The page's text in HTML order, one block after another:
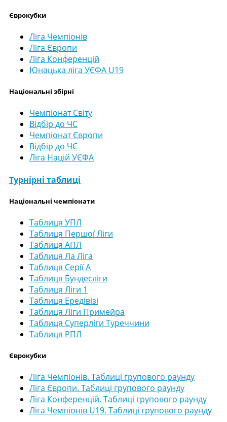
Єврокубки
Ліга Чемпіонів
Ліга Європи
Ліга Конференцій
Юнацька ліга УЄФА U19
Національні збірні
Чемпіонат Світу
Відбір до ЧС
Чемпіонат Європи
Відбір до ЧЄ
Ліга Націй УЄФА
Турнірні таблиці
Національні чемпіонати
Таблиця УПЛ
Таблиця Першої Ліги
Таблиця АПЛ
Таблиця Ла Ліга
Таблиця Серії А
Таблиця Бундесліги
Таблиця Ліги 1
Таблиця Ередівізі
Таблиця Ліги Примейра
Таблиця Суперліги Туреччини
Таблиця РПЛ
Єврокубки
Ліга Чемпіонів. Таблиці групового раунду
Ліга Європи. Таблиці групового раунду
Ліга Конференцій. Таблиці групового раунду
Ліга Чемпіонів U19. Таблиці групового раунду